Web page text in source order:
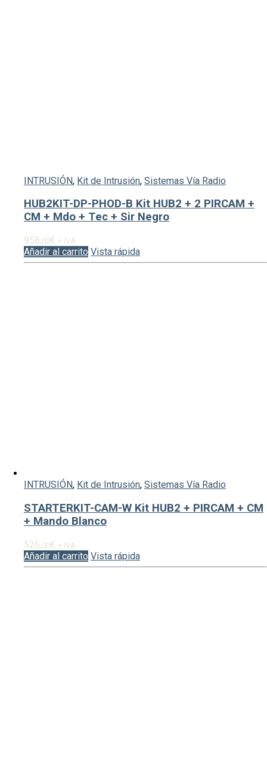
INTRUSIÓN, Kit de Intrusión, Sistemas Vía Radio
HUB2KIT-DP-PHOD-B Kit HUB2 + 2 PIRCAM +
CM + Mdo + Tec + Sir Negro
958,00€ + IVA
Añadir al carrito Vista rápida
INTRUSIÓN, Kit de Intrusión, Sistemas Vía Radio
STARTERKIT-CAM-W Kit HUB2 + PIRCAM + CM
+ Mando Blanco
526,00€ + IVA
Añadir al carrito Vista rápida